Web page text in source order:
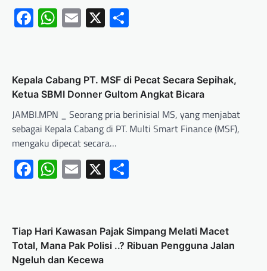
Facebook
WhatsApp
Email
X
Kepala Cabang PT. MSF di Pecat Secara Sepihak,
Ketua SBMI Donner Gultom Angkat Bicara
JAMBI.MPN _ Seorang pria berinisial MS, yang menjabat
sebagai Kepala Cabang di PT. Multi Smart Finance (MSF),
mengaku dipecat secara…
Facebook
WhatsApp
Email
X
Tiap Hari Kawasan Pajak Simpang Melati Macet
Total, Mana Pak Polisi ..? Ribuan Pengguna Jalan
Ngeluh dan Kecewa